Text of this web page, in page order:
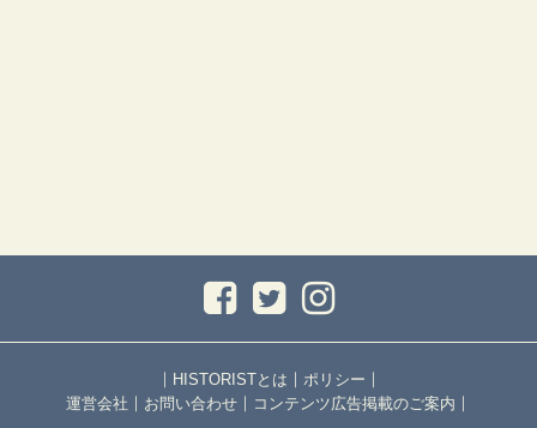
｜ HISTORISTとは ｜ ポリシー ｜
運営会社 ｜ お問い合わせ ｜ コンテンツ広告掲載のご案内 ｜